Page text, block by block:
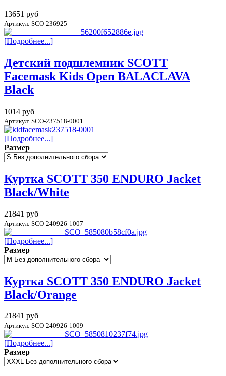
13651 руб
Артикул: SCO-236925
[Подробнее...]
Детский подшлемник SCOTT
Facemask Kids Open BALACLAVA
Black
1014 руб
Артикул: SCO-237518-0001
[Подробнее...]
Размер
Куртка SCOTT 350 ENDURO Jacket
Black/White
21841 руб
Артикул: SCO-240926-1007
[Подробнее...]
Размер
Куртка SCOTT 350 ENDURO Jacket
Black/Orange
21841 руб
Артикул: SCO-240926-1009
[Подробнее...]
Размер